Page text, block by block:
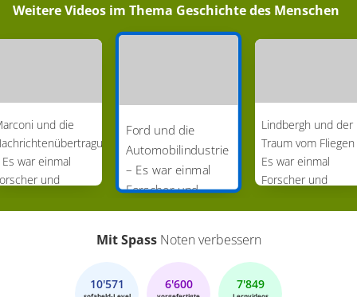
Weitere Videos im Thema Geschichte des Menschen
und die
Es war einmal
und
Ford und die
Automobilindustrie
– Es war einmal
Forscher und
Erfinder (Folge 20)
Lindbergh und der
Traum vom Fliegen
Es war einmal
Forscher und
Mit SpassNoten verbessern
10'571 6'600 7'849